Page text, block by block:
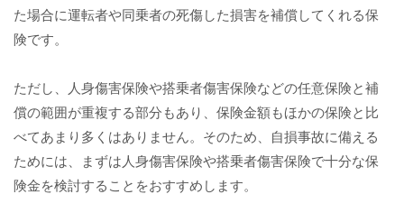
た場合に運転者や同乗者の死傷した損害を補償してくれる保
険です。
ただし、人身傷害保険や搭乗者傷害保険などの任意保険と補
償の範囲が重複する部分もあり、保険金額もほかの保険と比
べてあまり多くはありません。そのため、自損事故に備える
ためには、まずは人身傷害保険や搭乗者傷害保険で十分な保
険金を検討することをおすすめします。